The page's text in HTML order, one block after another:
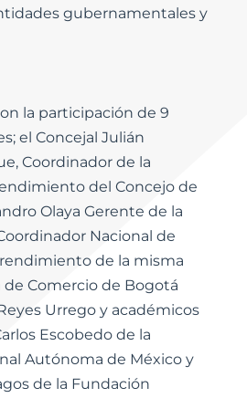
gubernamentales y
la participación de 9
el Concejal Julián
Coordinador de la
del Concejo de
Olaya Gerente de la
Nacional de
de la misma
de Comercio de Bogotá
Urrego y académicos
Escobedo de la
Autónoma de México y
de la Fundación